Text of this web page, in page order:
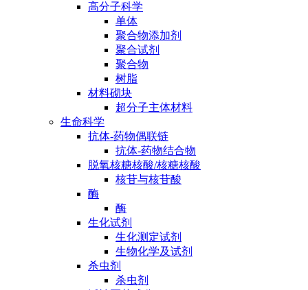
高分子科学
单体
聚合物添加剂
聚合试剂
聚合物
树脂
材料砌块
超分子主体材料
生命科学
抗体-药物偶联链
抗体-药物结合物
脱氧核糖核酸/核糖核酸
核苷与核苷酸
酶
酶
生化试剂
生化测定试剂
生物化学及试剂
杀虫剂
杀虫剂